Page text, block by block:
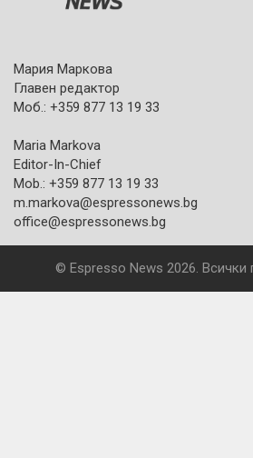
Мария Маркова
Главен редактор
Моб.: +359 877 13 19 33
Maria Markova
Editor-In-Chief
Mob.: +359 877 13 19 33
m.markova@espressonews.bg
office@espressonews.bg
© Espresso News 2026. Всички